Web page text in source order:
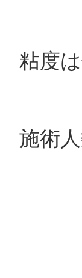
粘度
施術